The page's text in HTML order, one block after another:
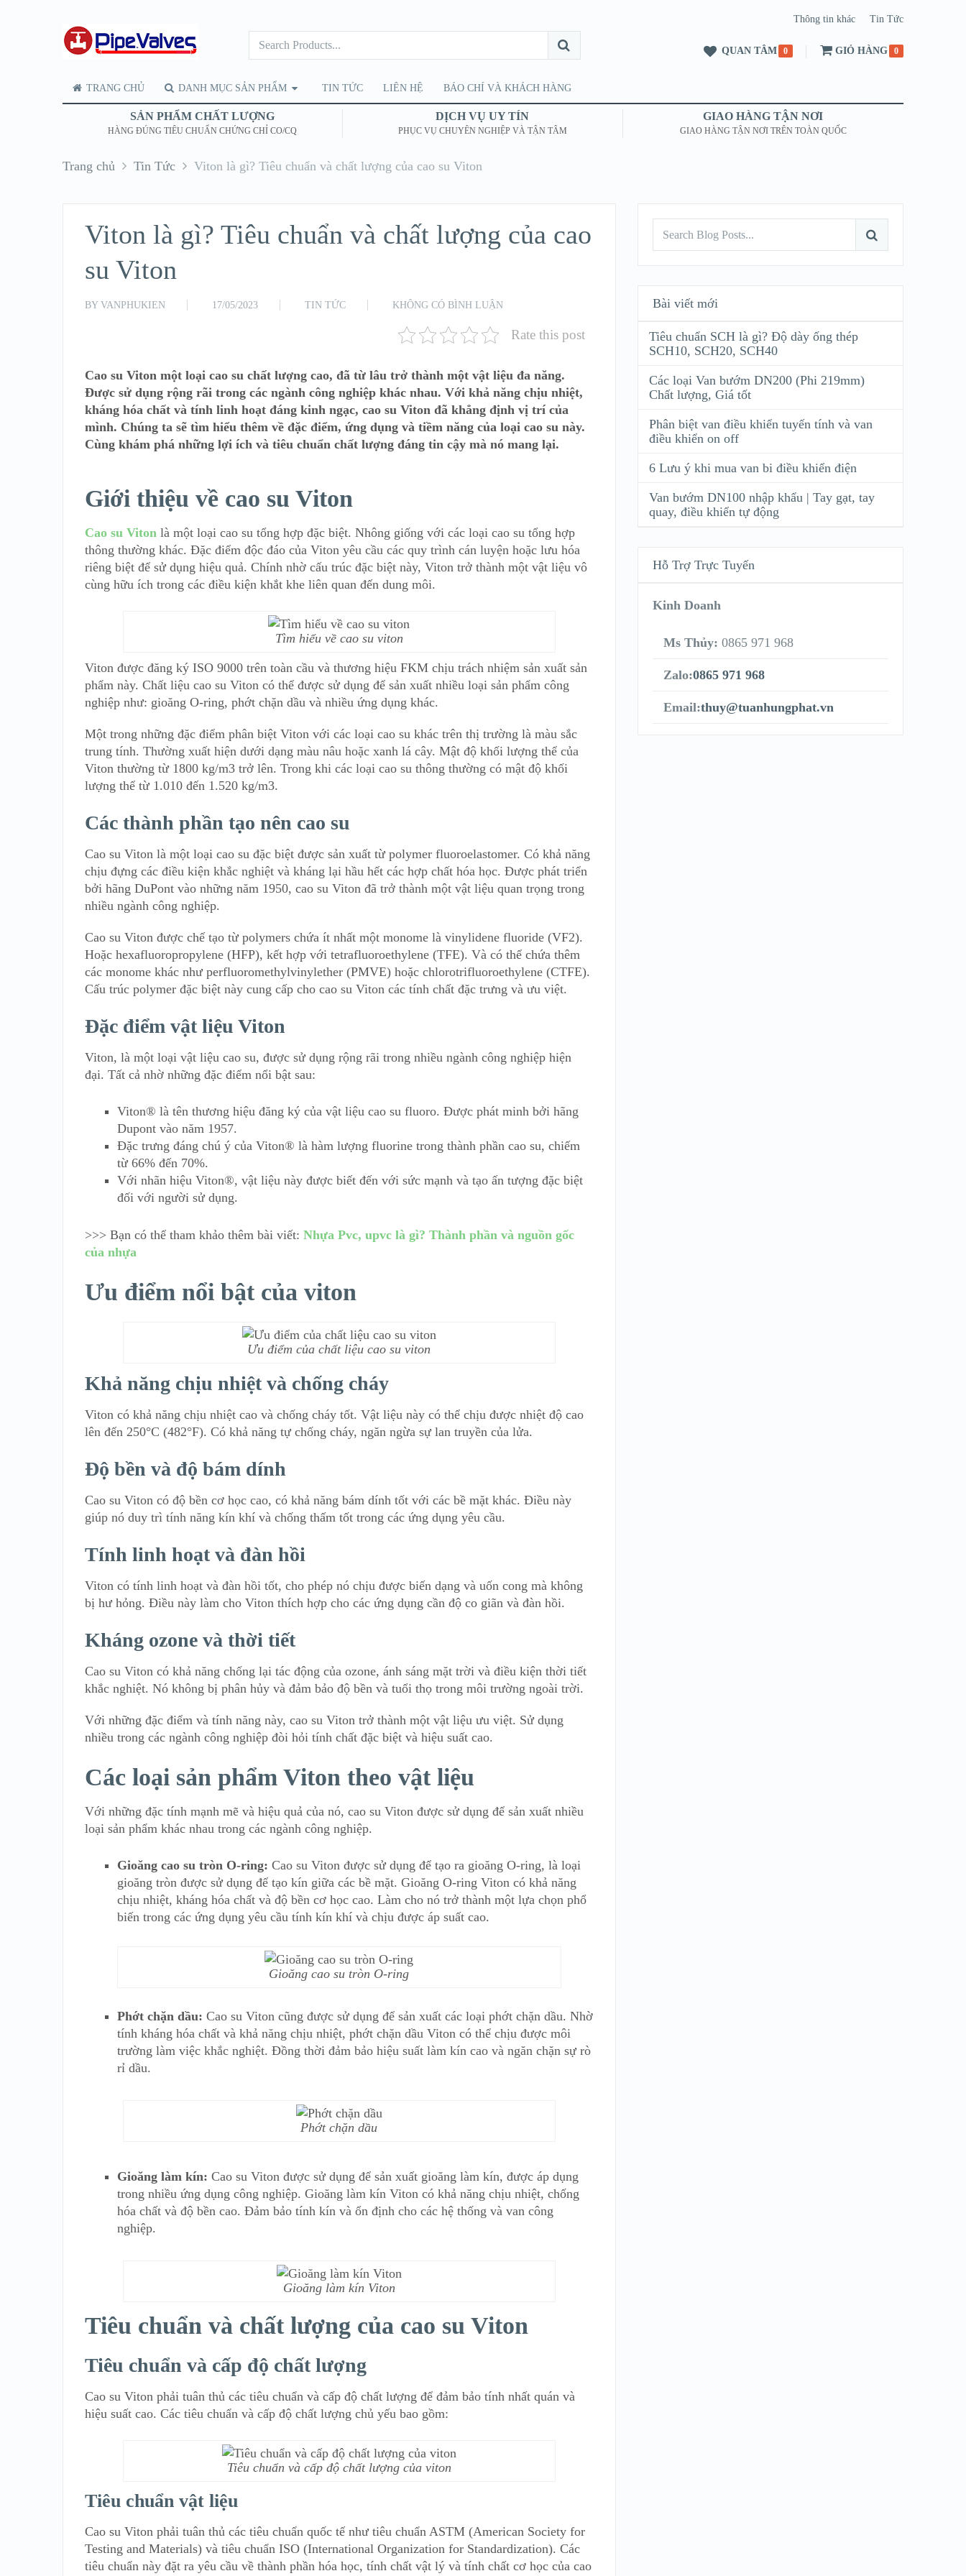
Thông tin khác Tin Tức
QUAN TÂM 0 GIỎ HÀNG 0
TRANG CHỦ DANH MỤC SẢN PHẨM TIN TỨC LIÊN HỆ BÁO CHÍ VÀ KHÁCH HÀNG
SẢN PHẨM CHẤT LƯỢNG
HÀNG ĐÚNG TIÊU CHUẨN CHỨNG CHỈ CO/CQ
DỊCH VỤ UY TÍN
PHỤC VỤ CHUYÊN NGHIỆP VÀ TẬN TÂM
GIAO HÀNG TẬN NƠI
GIAO HÀNG TẬN NƠI TRÊN TOÀN QUỐC
Trang chủ Tin Tức Viton là gì? Tiêu chuẩn và chất lượng của cao su Viton
Viton là gì? Tiêu chuẩn và chất lượng của cao
su Viton
BY VANPHUKIEN 17/05/2023 TIN TỨC KHÔNG CÓ BÌNH LUẬN
Rate this post
Cao su Viton một loại cao su chất lượng cao, đã từ lâu trở thành một vật liệu đa năng.
Được sử dụng rộng rãi trong các ngành công nghiệp khác nhau. Với khả năng chịu nhiệt,
kháng hóa chất và tính linh hoạt đáng kinh ngạc, cao su Viton đã khẳng định vị trí của
mình. Chúng ta sẽ tìm hiểu thêm về đặc điểm, ứng dụng và tiềm năng của loại cao su này.
Cùng khám phá những lợi ích và tiêu chuẩn chất lượng đáng tin cậy mà nó mang lại.
Giới thiệu về cao su Viton
Cao su Viton là một loại cao su tổng hợp đặc biệt. Nhông giống với các loại cao su tổng hợp
thông thường khác. Đặc điểm độc đáo của Viton yêu cầu các quy trình cán luyện hoặc lưu hóa
riêng biệt để sử dụng hiệu quả. Chính nhờ cấu trúc đặc biệt này, Viton trở thành một vật liệu vô
cùng hữu ích trong các điều kiện khắt khe liên quan đến dung môi.
Tìm hiểu về cao su viton
Viton được đăng ký ISO 9000 trên toàn cầu và thương hiệu FKM chịu trách nhiệm sản xuất sản
phẩm này. Chất liệu cao su Viton có thể được sử dụng để sản xuất nhiều loại sản phẩm công
nghiệp như: gioăng O-ring, phớt chặn dầu và nhiều ứng dụng khác.
Một trong những đặc điểm phân biệt Viton với các loại cao su khác trên thị trường là màu sắc
trung tính. Thường xuất hiện dưới dạng màu nâu hoặc xanh lá cây. Mật độ khối lượng thể của
Viton thường từ 1800 kg/m3 trở lên. Trong khi các loại cao su thông thường có mật độ khối
lượng thể từ 1.010 đến 1.520 kg/m3.
Các thành phần tạo nên cao su
Cao su Viton là một loại cao su đặc biệt được sản xuất từ polymer fluoroelastomer. Có khả năng
chịu đựng các điều kiện khắc nghiệt và kháng lại hầu hết các hợp chất hóa học. Được phát triển
bởi hãng DuPont vào những năm 1950, cao su Viton đã trở thành một vật liệu quan trọng trong
nhiều ngành công nghiệp.
Cao su Viton được chế tạo từ polymers chứa ít nhất một monome là vinylidene fluoride (VF2).
Hoặc hexafluoropropylene (HFP), kết hợp với tetrafluoroethylene (TFE). Và có thể chứa thêm
các monome khác như perfluoromethylvinylether (PMVE) hoặc chlorotrifluoroethylene (CTFE).
Cấu trúc polymer đặc biệt này cung cấp cho cao su Viton các tính chất đặc trưng và ưu việt.
Đặc điểm vật liệu Viton
Viton, là một loại vật liệu cao su, được sử dụng rộng rãi trong nhiều ngành công nghiệp hiện
đại. Tất cả nhờ những đặc điểm nổi bật sau:
Viton® là tên thương hiệu đăng ký của vật liệu cao su fluoro. Được phát minh bởi hãng
Dupont vào năm 1957.
Đặc trưng đáng chú ý của Viton® là hàm lượng fluorine trong thành phần cao su, chiếm
từ 66% đến 70%.
Với nhãn hiệu Viton®, vật liệu này được biết đến với sức mạnh và tạo ấn tượng đặc biệt
đối với người sử dụng.
>>> Bạn có thể tham khảo thêm bài viết: Nhựa Pvc, upvc là gì? Thành phần và nguồn gốc
của nhựa
Ưu điểm nổi bật của viton
Ưu điểm của chất liệu cao su viton
Khả năng chịu nhiệt và chống cháy
Viton có khả năng chịu nhiệt cao và chống cháy tốt. Vật liệu này có thể chịu được nhiệt độ cao
lên đến 250°C (482°F). Có khả năng tự chống cháy, ngăn ngừa sự lan truyền của lửa.
Độ bền và độ bám dính
Cao su Viton có độ bền cơ học cao, có khả năng bám dính tốt với các bề mặt khác. Điều này
giúp nó duy trì tính năng kín khí và chống thấm tốt trong các ứng dụng yêu cầu.
Tính linh hoạt và đàn hồi
Viton có tính linh hoạt và đàn hồi tốt, cho phép nó chịu được biến dạng và uốn cong mà không
bị hư hỏng. Điều này làm cho Viton thích hợp cho các ứng dụng cần độ co giãn và đàn hồi.
Kháng ozone và thời tiết
Cao su Viton có khả năng chống lại tác động của ozone, ánh sáng mặt trời và điều kiện thời tiết
khắc nghiệt. Nó không bị phân hủy và đảm bảo độ bền và tuổi thọ trong môi trường ngoài trời.
Với những đặc điểm và tính năng này, cao su Viton trở thành một vật liệu ưu việt. Sử dụng
nhiều trong các ngành công nghiệp đòi hỏi tính chất đặc biệt và hiệu suất cao.
Các loại sản phẩm Viton theo vật liệu
Với những đặc tính mạnh mẽ và hiệu quả của nó, cao su Viton được sử dụng để sản xuất nhiều
loại sản phẩm khác nhau trong các ngành công nghiệp.
Gioăng cao su tròn O-ring: Cao su Viton được sử dụng để tạo ra gioăng O-ring, là loại
gioăng tròn được sử dụng để tạo kín giữa các bề mặt. Gioăng O-ring Viton có khả năng
chịu nhiệt, kháng hóa chất và độ bền cơ học cao. Làm cho nó trở thành một lựa chọn phổ
biến trong các ứng dụng yêu cầu tính kín khí và chịu được áp suất cao.
Gioăng cao su tròn O-ring
Phớt chặn dầu: Cao su Viton cũng được sử dụng để sản xuất các loại phớt chặn dầu. Nhờ
tính kháng hóa chất và khả năng chịu nhiệt, phớt chặn dầu Viton có thể chịu được môi
trường làm việc khắc nghiệt. Đồng thời đảm bảo hiệu suất làm kín cao và ngăn chặn sự rò
rỉ dầu.
Phớt chặn dầu
Gioăng làm kín: Cao su Viton được sử dụng để sản xuất gioăng làm kín, được áp dụng
trong nhiều ứng dụng công nghiệp. Gioăng làm kín Viton có khả năng chịu nhiệt, chống
hóa chất và độ bền cao. Đảm bảo tính kín và ổn định cho các hệ thống và van công
nghiệp.
Gioăng làm kín Viton
Tiêu chuẩn và chất lượng của cao su Viton
Tiêu chuẩn và cấp độ chất lượng
Cao su Viton phải tuân thủ các tiêu chuẩn và cấp độ chất lượng để đảm bảo tính nhất quán và
hiệu suất cao. Các tiêu chuẩn và cấp độ chất lượng chủ yếu bao gồm:
Tiêu chuẩn và cấp độ chất lượng của viton
Tiêu chuẩn vật liệu
Cao su Viton phải tuân thủ các tiêu chuẩn quốc tế như tiêu chuẩn ASTM (American Society for
Testing and Materials) và tiêu chuẩn ISO (International Organization for Standardization). Các
tiêu chuẩn này đặt ra yêu cầu về thành phần hóa học, tính chất vật lý và tính chất cơ học của cao
Bài viết mới
Tiêu chuẩn SCH là gì? Độ dày ống thép
SCH10, SCH20, SCH40
Các loại Van bướm DN200 (Phi 219mm)
Chất lượng, Giá tốt
Phân biệt van điều khiển tuyến tính và van
điều khiển on off
6 Lưu ý khi mua van bi điều khiển điện
Van bướm DN100 nhập khẩu | Tay gạt, tay
quay, điều khiển tự động
Hỗ Trợ Trực Tuyến
Kinh Doanh
Ms Thủy: 0865 971 968
Zalo:0865 971 968
Email:thuy@tuanhungphat.vn